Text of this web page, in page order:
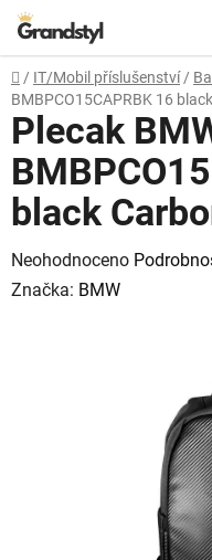
Přejít na obsah
Domů
/ IT/Mobil příslušenství /
BMBPCO15CAPRBK 16
Plecak
black
Průměrné hodnocení
Neohodnoceno
Značka: BMW